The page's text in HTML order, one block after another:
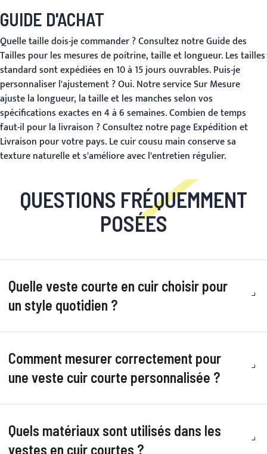
GUIDE D'ACHAT
Quelle taille dois-je commander ?Consultez notreGuide des
Tailles pour les mesures de poitrine, taille et longueur. Les tailles
standard sont expédiées en 10 à 15 jours ouvrables.Puis-je
personnaliser l'ajustement ?Oui. Notre serviceSur Mesure
ajuste la longueur, la taille et les manches selon vos
spécifications exactes en 4 à 6 semaines.Combien de temps
faut-il pour la livraison ?Consultez notre pageExpédition et
Livraison pour votre pays. Le cuir cousu main conserve sa
texture naturelle et s'améliore avec l'entretien régulier.
QUESTIONS FRÉQUEMMENT
POSÉES
Quelle veste courte en cuir choisir pour
un style quotidien ?
Comment mesurer correctement pour
une veste cuir courte personnalisée ?
Quels matériaux sont utilisés dans les
vestes en cuir courtes ?